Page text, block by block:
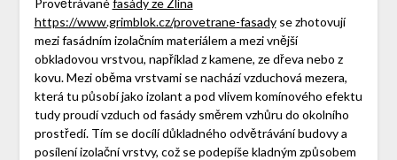
https://www.grimblok.cz/provetrane-fasadyse zhotovují
mezi fasádním izolačním materiálem a mezi vnější
obkladovou vrstvou, například z kamene, ze dřeva nebo z
kovu. Mezi oběma vrstvami se nachází vzduchová mezera,
která tu působí jako izolant a pod vlivem komínového efektu
tudy proudí vzduch od fasády směrem vzhůru do okolního
prostředí. Tím se docílí důkladného odvětrávání budovy a
posílení izolační vrstvy, což se podepíše kladným způsobem